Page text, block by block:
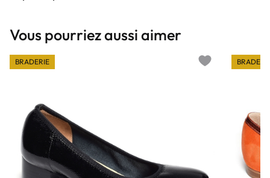
Vous pourriez aussi aimer
BRADERIE